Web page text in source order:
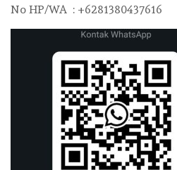
No HP/WA : +6281380437616